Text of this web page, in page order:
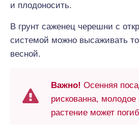
и плодоносить.
В грунт саженец черешни с
системой можно высаживать
весной.
Важно! Осенняя
рискованна, молодое
растение может